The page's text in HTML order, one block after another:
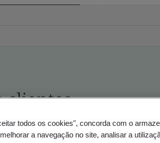
clientes
do local e do produto -
todos os cookies", concorda com o
a navegação no site, analisar a